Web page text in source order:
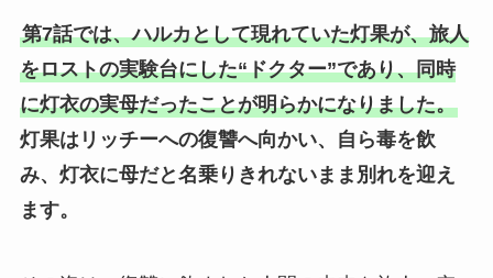
第7話では、ハルカとして現れていた灯果が、旅人
をロストの実験台にした“ドクター”であり、同時
に灯衣の実母だったことが明らかになりました。
灯果はリッチーへの復讐へ向かい、自ら毒を飲
み、灯衣に母だと名乗りきれないまま別れを迎え
ます。